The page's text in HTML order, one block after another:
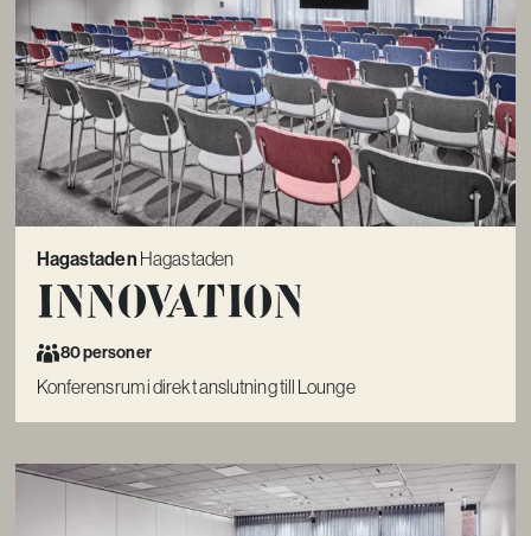
Hagastaden Hagastaden
Innovation
80 personer
Konferensrum i direkt anslutning till Lounge